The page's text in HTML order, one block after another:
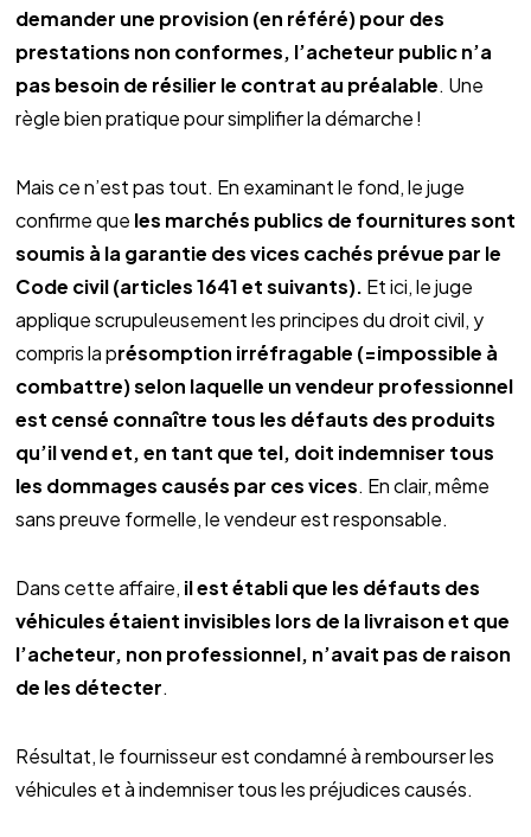
demander une provision (en référé) pour des
prestations non conformes, l’acheteur public n’a
pas besoin de résilier le contrat au préalable. Une
règle bien pratique pour simplifier la démarche !
Mais ce n’est pas tout. En examinant le fond, le juge
confirme que les marchés publics de fournitures sont
soumis à la garantie des vices cachés prévue par le
Code civil (articles 1641 et suivants). Et ici, le juge
applique scrupuleusement les principes du droit civil, y
compris la présomption irréfragable (=impossible à
combattre) selon laquelle un vendeur professionnel
est censé connaître tous les défauts des produits
qu’il vend et, en tant que tel, doit indemniser tous
les dommages causés par ces vices. En clair, même
sans preuve formelle, le vendeur est responsable.
Dans cette affaire, il est établi que les défauts des
véhicules étaient invisibles lors de la livraison et que
l’acheteur, non professionnel, n’avait pas de raison
de les détecter.
Résultat, le fournisseur est condamné à rembourser les
véhicules et à indemniser tous les préjudices causés.